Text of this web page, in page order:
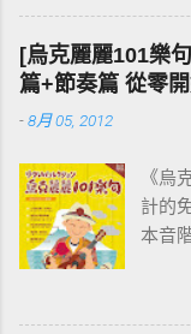
都到
成一
才走
[烏克麗麗101樂
篇+節奏篇 從零
-8月 05, 2012
《烏
計的
本音
問，
「